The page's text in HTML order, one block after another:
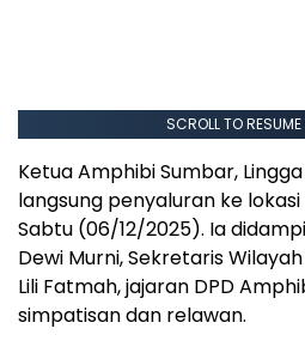
SCROLL TO
Ketua Amphibi Sumbar,
langsung penyaluran ke
Sabtu (06/12/2025). Ia
Dewi Murni, Sekretaris
Lili Fatmah, jajaran DPD
simpatisan dan relawan.